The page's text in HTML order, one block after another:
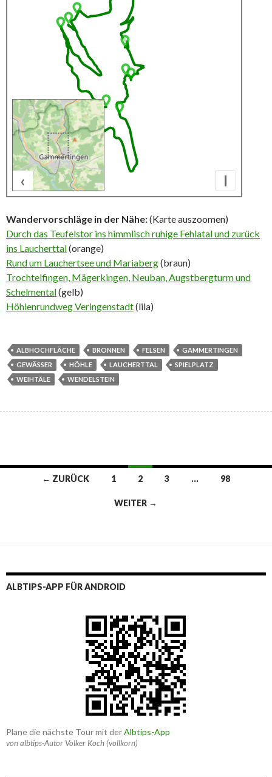
I
500 m
‹
Wandervorschläge in der Nähe:(Karte auszoomen)
Durch das Teufelstor ins himmlisch ruhige Fehlatal und zurück
ins Laucherttal(orange)
Rund um Lauchertsee und Mariaberg(braun)
Trochtelfingen, Mägerkingen, Neuban, Augstbergturm und
Schelmental(gelb)
Höhlenrundweg Veringenstadt(lila)
ALBHOCHFLÄCHE BRONNEN FELSEN
GAMMERTINGEN
GEWÄSSER
HÖHLE LAUCHERTTAL
SPIELPLATZ
WEIHTÄLE
WENDELSTEIN
Beitragsnavigation
← ZURÜCK 1 2 3 … 98
WEITER →
ALBTIPS-APP FÜR ANDROID
Plane die nächste Tour mit derAlbtips-App
von albtips-Autor Volker Koch (vollkorn)